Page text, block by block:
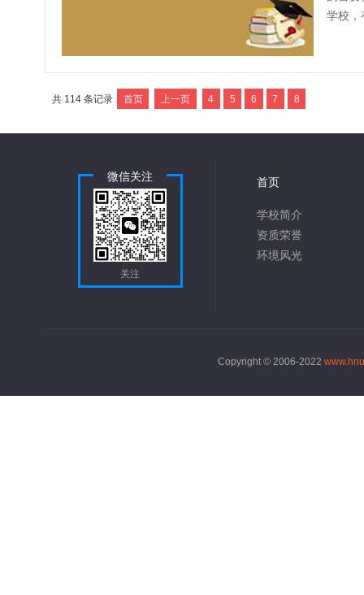
学校，
共 114 条记录 首页 上一页 4 5 6 7 8
微信关注
关注
首页
学校简介
资质荣誉
环境风光
Copyright © 2006-2022